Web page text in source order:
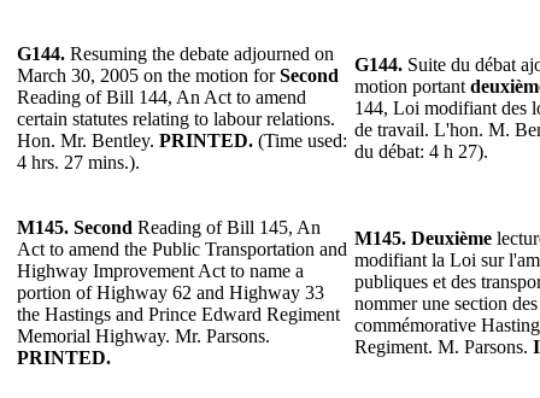
G144. Resuming the debate adjourned on
March 30, 2005 on the motion forSecond
Reading of Bill 144, An Act to amend
certain statutes relating to labour relations.
Hon. Mr. Bentley. PRINTED. (Time used:
4 hrs. 27 mins.).
G144. Suite du débat
motion portant
144, Loi modifiant des
de travail. L'hon. M.
du débat: 4 h 27).
M145. Second Reading of Bill 145, An
Act to amend the Public Transportation and
Highway Improvement Act to name a
portion of Highway 62 and Highway 33
the Hastings and Prince Edward Regiment
Memorial Highway. Mr. Parsons.
PRINTED.
M145. Deuxième
modifiant la Loi sur
publiques et des
nommer une section
commémorative
Regiment. M. Parsons.